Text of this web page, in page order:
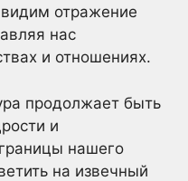
отражение
нас
и отношениях.
продолжает быть
и
нашего
на извечный